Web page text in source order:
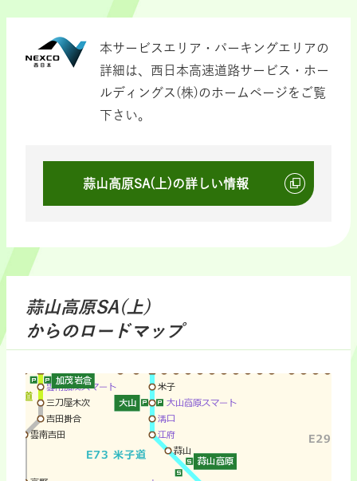
本サービスエリア・パーキングエリアの
詳細は、西日本高速道路サービス・ホー
ルディングス(株)のホームページをご覧
下さい。
蒜山高原SA(上)の詳しい情報
蒜山高原SA(上)
からのロードマップ